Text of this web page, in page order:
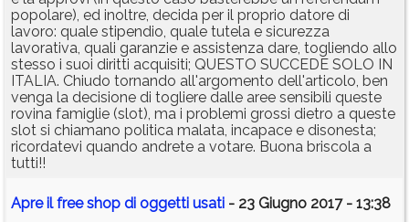
popolare), ed inoltre, decida per il proprio datore di
lavoro: quale stipendio, quale tutela e sicurezza
lavorativa, quali garanzie e assistenza dare, togliendo allo
stesso i suoi diritti acquisiti; QUESTO SUCCEDE SOLO IN
ITALIA. Chiudo tornando all'argomento dell'articolo, ben
venga la decisione di togliere dalle aree sensibili queste
rovina famiglie (slot), ma i problemi grossi dietro a queste
slot si chiamano politica malata, incapace e disonesta;
ricordatevi quando andrete a votare. Buona briscola a
tutti!!
Apre il free shop di oggetti usati - 23 Giugno 2017 - 13:38